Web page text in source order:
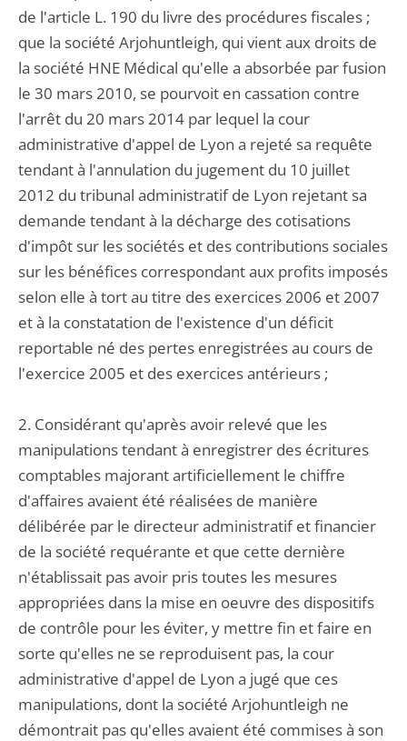
de l'article L. 190 du livre des procédures fiscales ;
que la société Arjohuntleigh, qui vient aux droits de
la société HNE Médical qu'elle a absorbée par fusion
le 30 mars 2010, se pourvoit en cassation contre
l'arrêt du 20 mars 2014 par lequel la cour
administrative d'appel de Lyon a rejeté sa requête
tendant à l'annulation du jugement du 10 juillet
2012 du tribunal administratif de Lyon rejetant sa
demande tendant à la décharge des cotisations
d'impôt sur les sociétés et des contributions sociales
sur les bénéfices correspondant aux profits imposés
selon elle à tort au titre des exercices 2006 et 2007
et à la constatation de l'existence d'un déficit
reportable né des pertes enregistrées au cours de
l'exercice 2005 et des exercices antérieurs ;
2. Considérant qu'après avoir relevé que les
manipulations tendant à enregistrer des écritures
comptables majorant artificiellement le chiffre
d'affaires avaient été réalisées de manière
délibérée par le directeur administratif et financier
de la société requérante et que cette dernière
n'établissait pas avoir pris toutes les mesures
appropriées dans la mise en oeuvre des dispositifs
de contrôle pour les éviter, y mettre fin et faire en
sorte qu'elles ne se reproduisent pas, la cour
administrative d'appel de Lyon a jugé que ces
manipulations, dont la société Arjohuntleigh ne
démontrait pas qu'elles avaient été commises à son